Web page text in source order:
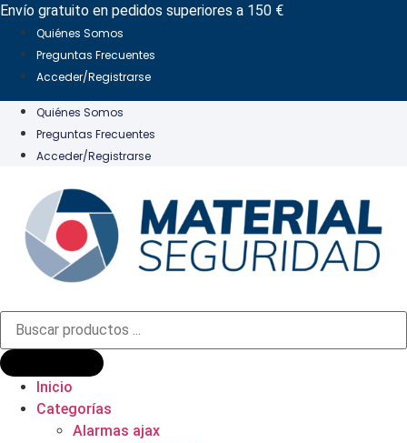
Ir
contenido
Envío gratuito en pedidos superiores a 150 €
Quiénes Somos
Preguntas Frecuentes
Acceder/Registrarse
Quiénes Somos
Preguntas Frecuentes
Acceder/Registrarse
Búsqueda
productos
Inicio
Categorías
Alarmas ajax